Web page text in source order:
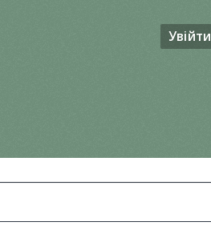
Увійти